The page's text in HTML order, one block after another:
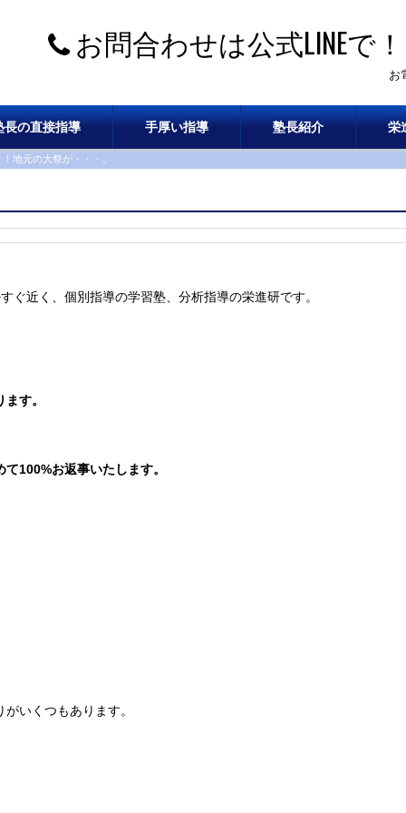
お問合わせは公式LINEで！
お
長の直接指導 手厚い指導 塾長紹介 栄
！地元の大祭が・・・。
ぐ近く、個別指導の学習塾、分析指導の栄進研です。
す。
100%お返事いたします。
いくつもあります。